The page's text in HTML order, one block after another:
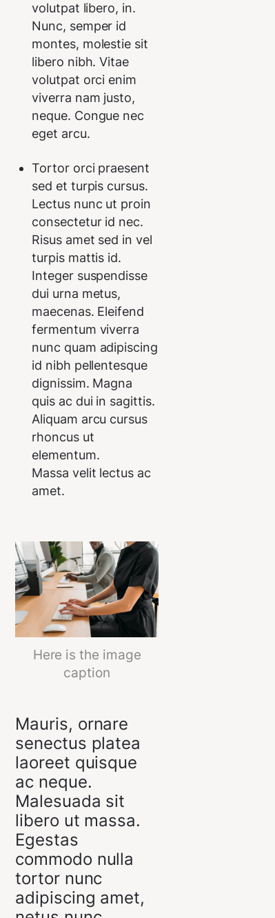
volutpat libero, in.
Nunc, semper id
montes, molestie sit
libero nibh. Vitae
volutpat orci enim
viverra nam justo,
neque. Congue nec
eget arcu.
Tortor orci praesent
sed et turpis cursus.
Lectus nunc ut proin
consectetur id nec.
Risus amet sed in vel
turpis mattis id.
Integer suspendisse
dui urna metus,
maecenas. Eleifend
fermentum viverra
nunc quam adipiscing
id nibh pellentesque
dignissim. Magna
quis ac dui in sagittis.
Aliquam arcu cursus
rhoncus ut
elementum.
Massa velit lectus ac
amet.
Here is the image
caption
Mauris, ornare
senectus platea
laoreet quisque
ac neque.
Malesuada sit
libero ut massa.
Egestas
commodo nulla
tortor nunc
adipiscing amet,